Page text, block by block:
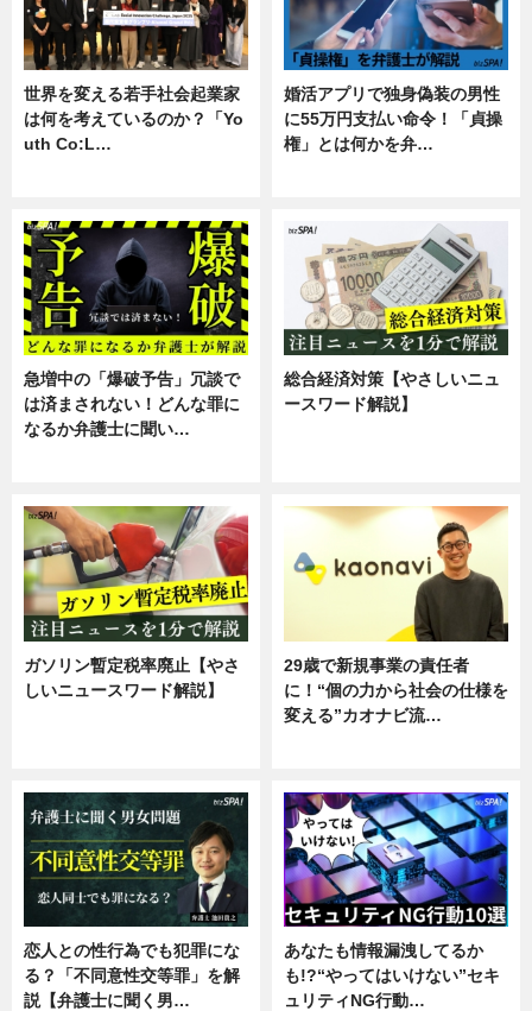
世界を変える若手社会起業家
は何を考えているのか？「Yo
uth Co:L…
婚活アプリで独身偽装の男性
に55万円支払い命令！「貞操
権」とは何かを弁…
急増中の「爆破予告」冗談で
は済まされない！どんな罪に
なるか弁護士に聞い…
総合経済対策【やさしいニュ
ースワード解説】
ガソリン暫定税率廃止【やさ
しいニュースワード解説】
29歳で新規事業の責任者
に！“個の力から社会の仕様を
変える”カオナビ流…
恋人との性行為でも犯罪にな
る？「不同意性交等罪」を解
説【弁護士に聞く男…
あなたも情報漏洩してるか
も!?“やってはいけない”セキ
ュリティNG行動…